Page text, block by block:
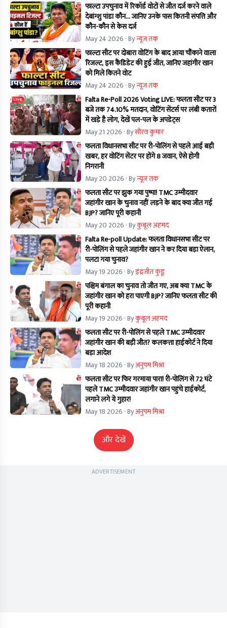
फाल्टा उपचुनाव में रिकॉर्ड वोटों से जीत दर्ज करने वाले
देबांग्शु पांडा कौन… जानिए उनके पास कितनी संपत्ति और
कौन-कौन से केस दर्ज
May 24 2026 · Byन्यूज तक
फाल्टा सीट पर दोबारा वोटिंग के बाद आया चौंकाने वाला
रिजल्ट, इस कैंडिडेट की हुई जीत, जानिए जहांगीर खान
को मिले कितने वोट
May 24 2026 · Byन्यूज तक
Falta Re-Poll 2026 Voting LIVE: फलता सीट पर 3
बजे तक 74.10% मतदान, वोटिंग सेंटर्स पर लंबी कतारों
में खड़े है लोग, देखें पल-पल के अपडेट्स
May 21 2026 · Byसौरव कुमार
फलता विधानसभा सीट पर री-पोलिंग से पहले आई बड़ी
खबर, हर वोटिंग सेंटर पर होंगे 8 जवान, ऐसे होगी
निगरानी
May 20 2026 · Byन्यूज तक
फलता सीट पर झुक गया पुष्पा! TMC उम्मीदवार
जहांगीर खान के चुनाव नहीं लड़ने के बाद क्या जीत गई
BJP? जानिए पूरी कहानी
May 20 2026 · Byकुबूल अहमद
Falta Re-poll Update: फलता विधानसभा सीट पर
री-पोलिंग से पहले जहांगीर खान ने कर दिया बड़ा ऐलान,
पलटा गया चुनाव?
May 19 2026 · Byइंद्रजीत कुंडू
पश्चिम बंगाल का चुनाव तो जीत गए, अब क्या TMC के
जहांगीर खान को हरा पाएगी BJP? जानिए फलता सीट की
पूरी कहानी
May 19 2026 · Byकुबूल अहमद
फलता सीट पर री-पोलिंग से पहले TMC उम्मीदवार
जहांगीर खान की बड़ी जीत? कलकत्ता हाईकोर्ट ने दिया
बड़ा आदेश
May 18 2026 · Byअनुपम मिश्रा
फलता सीट पर फिर गरमाया पारा! री-पोलिंग से 72 घंटे
पहले TMC उम्मीदवार जहांगीर खान पहुंचे हाईकोर्ट,
लगाने लगे ये गुहार!
May 18 2026 · Byअनुपम मिश्रा
और देखें
ADVERTISEMENT